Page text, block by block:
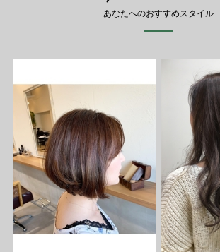
あなたへのおすすめスタイル